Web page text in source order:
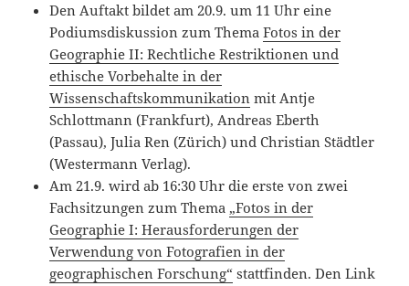
Den Auftakt bildet am 20.9. um 11 Uhr eine
Podiumsdiskussion zum ThemaFotos in der
Geographie II: Rechtliche Restriktionen und
ethische Vorbehalte in der
Wissenschaftskommunikation mit Antje
Schlottmann (Frankfurt), Andreas Eberth
(Passau), Julia Ren (Zürich) und Christian Städtler
(Westermann Verlag).
Am 21.9. wird ab 16:30 Uhr die erste von zwei
Fachsitzungen zum Thema „Fotos in der
Geographie I: Herausforderungen der
Verwendung von Fotografien in der
geographischen Forschung“ stattfinden. Den Link